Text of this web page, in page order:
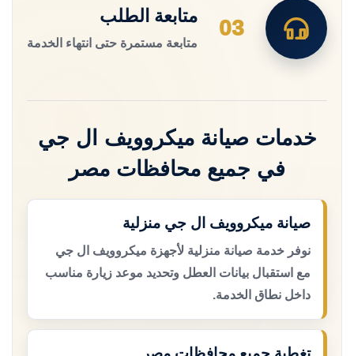
03
متابعة الطلب
متابعة مستمرة حتى انتهاء الخدمة
خدمات صيانة ميكروويف ال جي
في جميع محافظات مصر
صيانة ميكروويف ال جي منزلية
نوفر خدمة صيانة منزلية لأجهزة ميكروويف ال جي
مع استقبال بيانات العطل وتحديد موعد زيارة مناسب
داخل نطاق الخدمة.